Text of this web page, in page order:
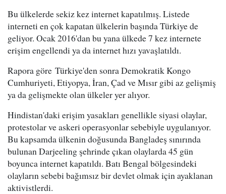
Bu ülkelerde sekiz kez internet kapatılmış. Listede
interneti en çok kapatan ülkelerin başında Türkiye de
geliyor. Ocak 2016'dan bu yana ülkede 7 kez internete
erişim engellendi ya da internet hızı yavaşlatıldı.
Rapora göre Türkiye'den sonra Demokratik Kongo
Cumhuriyeti, Etiyopya, İran, Çad ve Mısır gibi az gelişmiş
ya da gelişmekte olan ülkeler yer alıyor.
Hindistan'daki erişim yasakları genellikle siyasi olaylar,
protestolar ve askeri operasyonlar sebebiyle uygulanıyor.
Bu kapsamda ülkenin doğusunda Bangladeş sınırında
bulunan Darjeeling şehrinde çıkan olaylarda 45 gün
boyunca internet kapatıldı. Batı Bengal bölgesindeki
olayların sebebi bağımsız bir devlet olmak için ayaklanan
aktivistlerdi.